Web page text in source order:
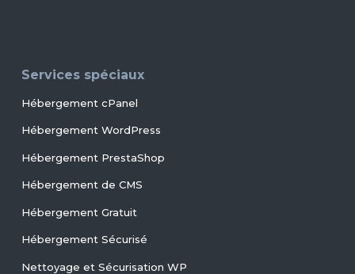
Services spéciaux
Hébergement cPanel
Hébergement WordPress
Hébergement PrestaShop
Hébergement de CMS
Hébergement Gratuit
Hébergement Sécurisé
Nettoyage et Sécurisation WP